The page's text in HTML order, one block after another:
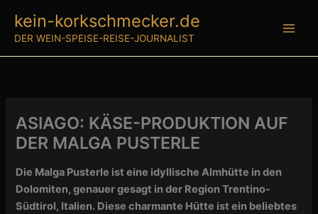
Inhalt
springen
kein-korkschmecker.de
DER WEIN-SPEISE-REISE-JOURNALIST
ASIAGO: KÄSE-PRODUKTION AUF
DER MALGA PUSTERLE
Die Malga Pusterle ist eine idyllische Almhütte in den
Dolomiten, genauer gesagt in der Region Trentino-
Südtirol, Italien. Diese charmante Hütte ist ein beliebtes